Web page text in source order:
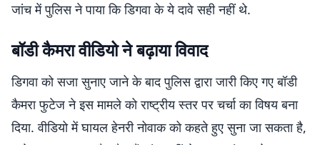
जांच में पुलिस ने पाया कि डिगवा के ये दावे सही नहीं थे.
बॉडी कैमरा वीडियो ने बढ़ाया विवाद
डिगवा को सजा सुनाए जाने के बाद पुलिस द्वारा जारी किए गए बॉडी
कैमरा फुटेज ने इस मामले को राष्ट्रीय स्तर पर चर्चा का विषय बना
दिया. वीडियो में घायल हेनरी नोवाक को कहते हुए सुना जा सकता है,